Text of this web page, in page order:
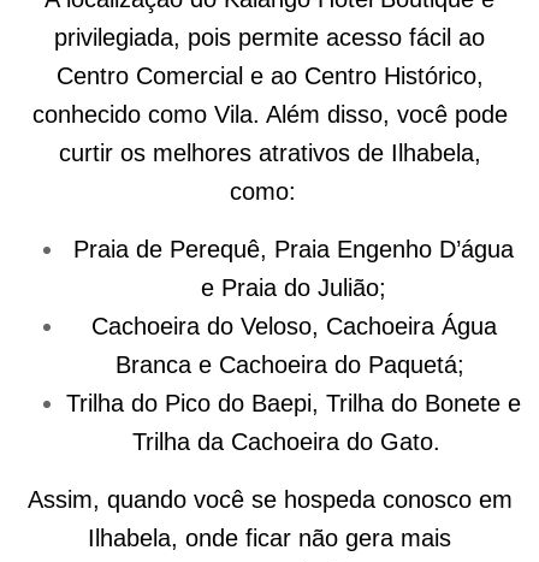
privilegiada, pois permite acesso fácil ao
Centro Comercial e ao Centro Histórico,
conhecido como Vila. Além disso, você pode
curtir os melhores atrativos de Ilhabela,
como:
Praia de Perequê, Praia Engenho D’água
e Praia do Julião;
Cachoeira do Veloso, Cachoeira Água
Branca e Cachoeira do Paquetá;
Trilha do Pico do Baepi, Trilha do Bonete e
Trilha da Cachoeira do Gato.
Assim, quando você se hospeda conosco em
Ilhabela, onde ficar não gera mais